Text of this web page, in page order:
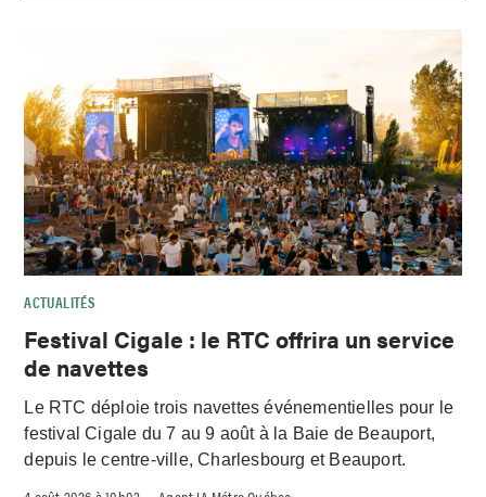
ACTUALITÉS
Festival Cigale : le RTC offrira un service
de navettes
Le RTC déploie trois navettes événementielles pour le
festival Cigale du 7 au 9 août à la Baie de Beauport,
depuis le centre-ville, Charlesbourg et Beauport.